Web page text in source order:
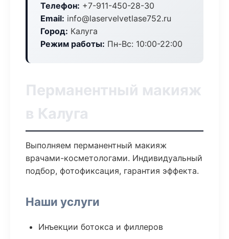
Телефон: +7-911-450-28-30
Email: info@laservelvetlase752.ru
Город: Калуга
Режим работы: Пн-Вс: 10:00-22:00
Перманентный макияж
в Калуга
Выполняем перманентный макияж
врачами-косметологами. Индивидуальный
подбор, фотофиксация, гарантия эффекта.
Наши услуги
Инъекции ботокса и филлеров